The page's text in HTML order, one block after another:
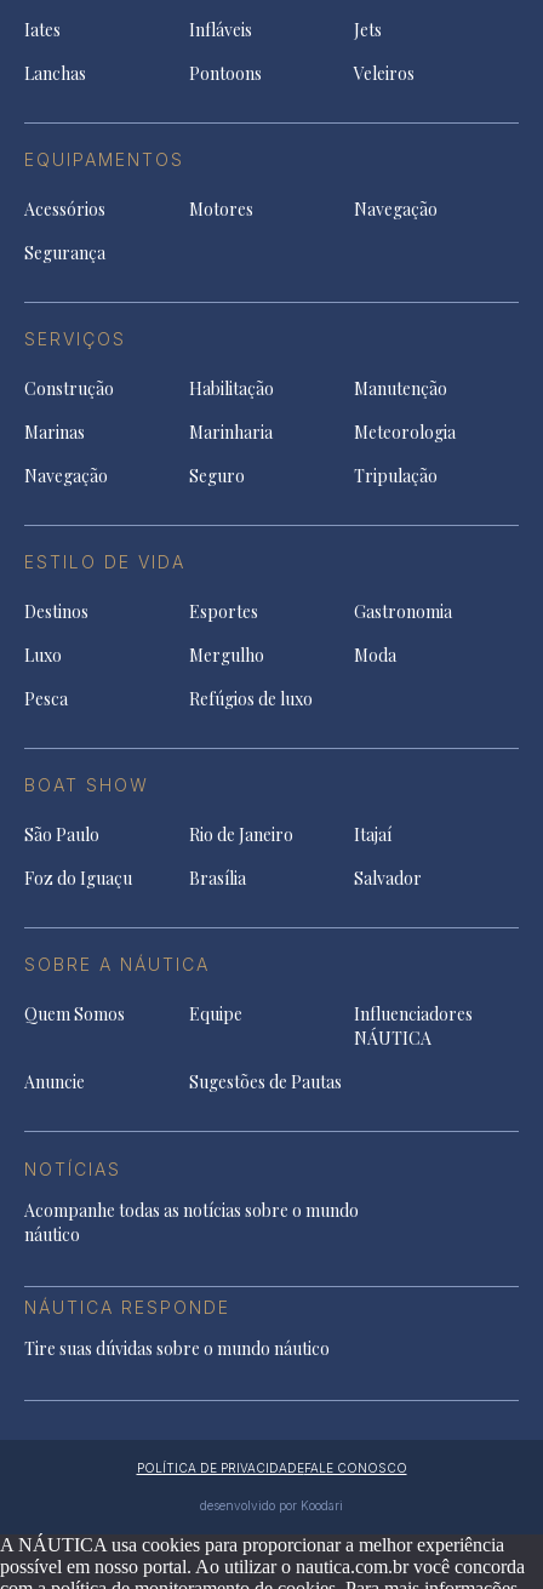
Iates Infláveis
Jets
Lanchas
Pontoons Veleiros
EQUIPAMENTOS
Acessórios Motores
Navegação
Segurança
SERVIÇOS
Construção Habilitação
Manutenção
Marinas
Marinharia
Meteorologia
Navegação
Seguro Tripulação
ESTILO DE VIDA
Destinos Esportes
Gastronomia
Luxo
Mergulho
Moda
Pesca
Refúgios de luxo
BOAT SHOW
São Paulo Rio de Janeiro
Itajaí
Foz do Iguaçu
Brasília Salvador
SOBRE A NÁUTICA
Quem Somos Equipe
Influenciadores
NÁUTICA
Anuncie
Sugestões de Pautas
NOTÍCIAS
Acompanhe todas as notícias sobre o mundo
náutico
NÁUTICA RESPONDE
Tire suas dúvidas sobre o mundo náutico
POLÍTICA DE PRIVACIDADEFALE CONOSCO
desenvolvido por Koodari
A NÁUTICA usa cookies para proporcionar a melhor experiência
possível em nosso portal. Ao utilizar o nautica.com.br você concorda